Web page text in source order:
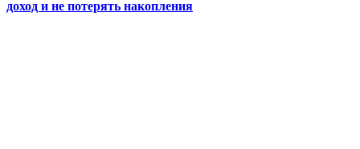
доход и не потерять накопления